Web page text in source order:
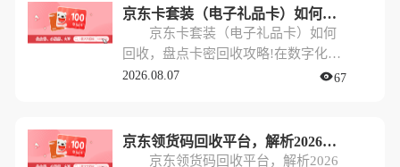
一张京东e卡，却暂时没有购物需求，
这时候大家最关心的就是：京东e卡怎
么提现？
京东卡套装（电子礼品卡）如何回收，盘点卡密回收攻略!
京东卡套装（电子礼品卡）如何
回收，盘点卡密回收攻略!在数字化生
活日益普及的今天，电子礼品卡已经
其品类丰富、使用便捷，更是占据了
市场的半壁江山。然而，很多人在收
2026.08.07 67
京东领货码回收平台，解析2026年排行TOP前三平台！
京东领货码回收平台，解析2026